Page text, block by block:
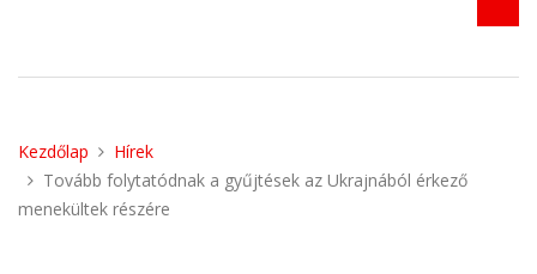
Kezdőlap
Hírek
Tovább folytatódnak a gyűjtések az Ukrajnából érkező
menekültek részére